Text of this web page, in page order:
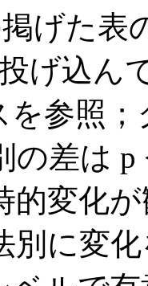
げた表
げ込ん
参照
の差は
的変化
別に変